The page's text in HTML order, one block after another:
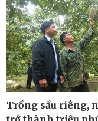
Trồng sầu riêng,